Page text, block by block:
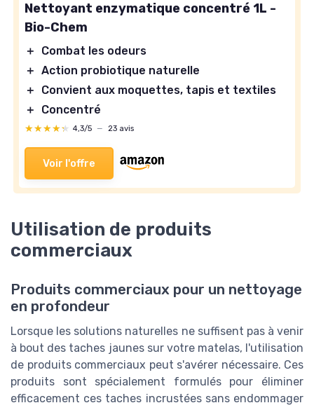
Nettoyant enzymatique concentré 1L -
Bio-Chem
＋
Combat les odeurs
＋ Action probiotique naturelle
＋
Convient aux moquettes, tapis et textiles
＋
Concentré
★★★★★
★★★★★ 4,3/5 — 23 avis
Voir l'offre
Utilisation de produits
commerciaux
Produits commerciaux pour un nettoyage
en profondeur
Lorsque les solutions naturelles ne suffisent pas à venir
à bout des taches jaunes sur votre matelas, l'utilisation
de produits commerciaux peut s'avérer nécessaire. Ces
produits sont spécialement formulés pour éliminer
efficacement ces taches incrustées sans endommager